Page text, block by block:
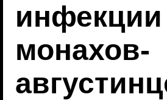
инфекции
монахов-